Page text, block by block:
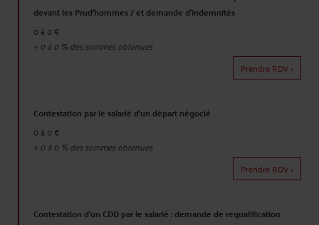
devant les Prud'hommes / et demande d'indemnités
0 à 0 €
+0 à 0% des sommes obtenues
Prendre RDV >
Contestation par le salarié d'un départ négocié
0 à 0 €
+0 à 0% des sommes obtenues
Prendre RDV >
Contestation d'un CDD par le salarié : demande de requalification